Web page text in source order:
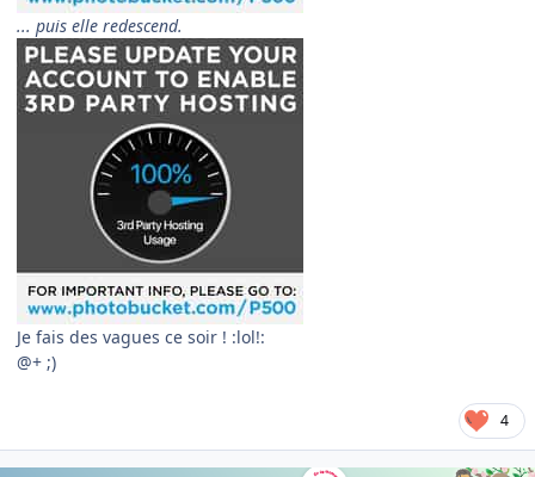
... puis elle redescend.
Je fais des vagues ce soir ! :lol!:
@+ ;)
4